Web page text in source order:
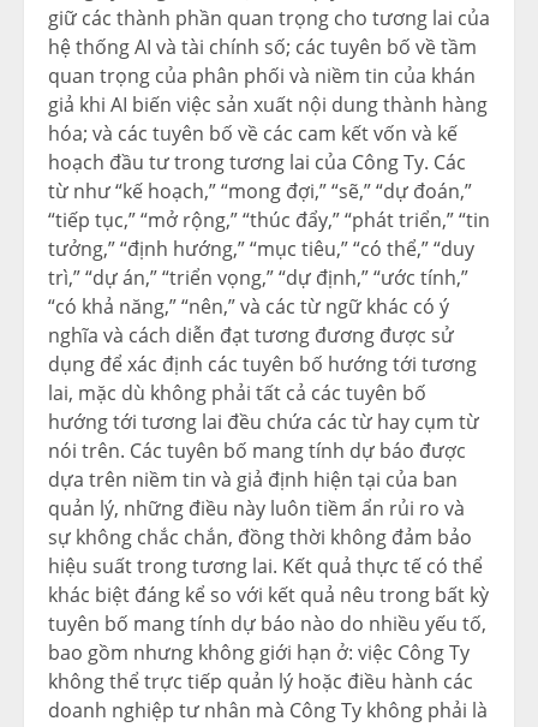
giữ các thành phần quan trọng cho tương lai của
hệ thống AI và tài chính số; các tuyên bố về tầm
quan trọng của phân phối và niềm tin của khán
giả khi AI biến việc sản xuất nội dung thành hàng
hóa; và các tuyên bố về các cam kết vốn và kế
hoạch đầu tư trong tương lai của Công Ty. Các
từ như “kế hoạch,” “mong đợi,” “sẽ,” “dự đoán,”
“tiếp tục,” “mở rộng,” “thúc đẩy,” “phát triển,” “tin
tưởng,” “định hướng,” “mục tiêu,” “có thể,” “duy
trì,” “dự án,” “triển vọng,” “dự định,” “ước tính,”
“có khả năng,” “nên,” và các từ ngữ khác có ý
nghĩa và cách diễn đạt tương đương được sử
dụng để xác định các tuyên bố hướng tới tương
lai, mặc dù không phải tất cả các tuyên bố
hướng tới tương lai đều chứa các từ hay cụm từ
nói trên. Các tuyên bố mang tính dự báo được
dựa trên niềm tin và giả định hiện tại của ban
quản lý, những điều này luôn tiềm ẩn rủi ro và
sự không chắc chắn, đồng thời không đảm bảo
hiệu suất trong tương lai. Kết quả thực tế có thể
khác biệt đáng kể so với kết quả nêu trong bất kỳ
tuyên bố mang tính dự báo nào do nhiều yếu tố,
bao gồm nhưng không giới hạn ở: việc Công Ty
không thể trực tiếp quản lý hoặc điều hành các
doanh nghiệp tư nhân mà Công Ty không phải là